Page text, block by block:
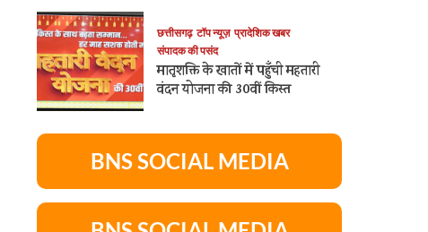
छत्तीसगढ़ टॉप न्यूज़ प्रादेशिक खबर
संपादक की पसंद
मातृशक्ति के खातों में पहुँची महतारी
वंदन योजना की 30वीं किस्त
BNS SOCIAL MEDIA